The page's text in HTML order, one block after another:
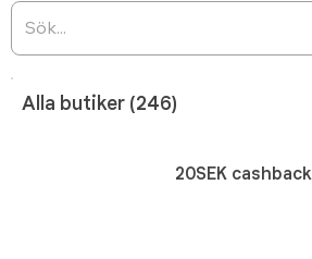
Alla butiker (246)
20SEK cashback